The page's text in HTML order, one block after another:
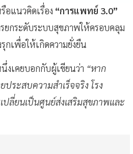
อแนวคิดเรื่อง “การแพทย์ 3.0”
ยกระดับระบบสุขภาพให้ครอบคลุม
กเพื่อให้เกิดความยั่งยืน
เคยบอกกับผู้เขียนว่า “หาก
ระสบความสำเร็จจริง โรง
ปลี่ยนเป็นศูนย์ส่งเสริมสุขภาพและ